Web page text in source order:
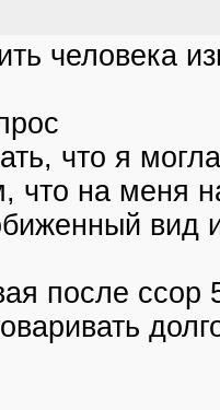
человека
что я
что на меня
вид
после ссор